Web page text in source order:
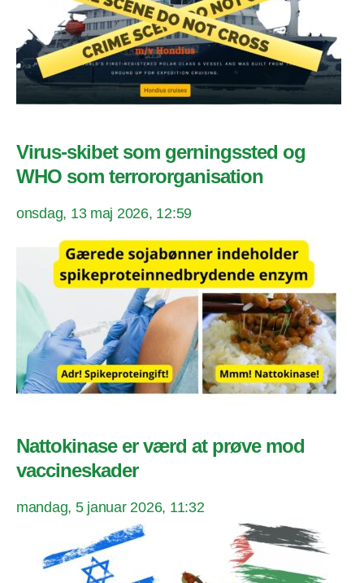
Virus-skibet som gerningssted og
WHO som terrororganisation
onsdag, 13 maj 2026, 12:59
Nattokinase er værd at prøve mod
vaccineskader
mandag, 5 januar 2026, 11:32